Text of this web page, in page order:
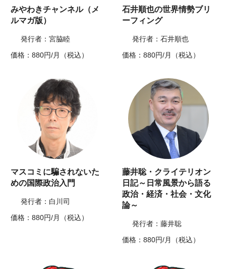
みやわきチャンネル（メ
ルマガ版）
発行者：宮脇睦
価格：880円/月（税込）
石井順也の世界情勢ブリ
ーフィング
発行者：石井順也
価格：880円/月（税込）
マスコミに騙されないた
めの国際政治入門
発行者：白川司
価格：880円/月（税込）
藤井聡・クライテリオン
日記～日常風景から語る
政治・経済・社会・文化
論～
発行者：藤井聡
価格：880円/月（税込）